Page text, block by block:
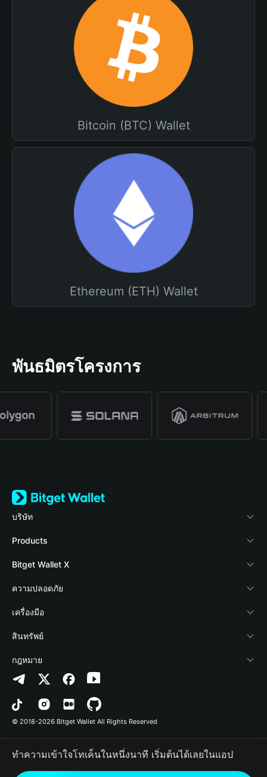
Bitcoin (BTC) Wallet
Ethereum (ETH) Wallet
พันธมิตรโครงการ
บริษัท
เกี่ยวกับ Bitget Wallet
Blog
Academy
ข่าวสารด้านคริปโต
ศูนย์ช่วยเหลือ
ติดต่อเรา
ทรัพยากรข้อมูลของแบรนด์
อาชีพ
Products
Crypto Card
Stablecoin Earn
Payfi Crypto
Crypto Swap API
Altcoin Season Index
Prediction Markets
DApp
RWA
Bitget Wallet X
นักพัฒนา
เชื่อมต่อ Wallet
Bitget Wallet Pay
ลิสต์โปรเจกต์
ความปลอดภัย
Protection Fund
เทคโนโลยีความปลอดภัย
เครื่องมือ
ซื้อคริปโต
การตรวจจับการอนุญาต
การตรวจจับสัญญา
การโอนเป็นชุด
สินทรัพย์
Arbitrum
Avalanche
Bitcoin
Polygon
กฎหมาย
นโยบายความเป็นส่วนตัว
ข้อตกลงในการใช้บริการ
© 2018-2026 Bitget Wallet All Rights Reserved
ทำความเข้าใจโทเค็นในหนึ่งนาที เริ่มต้นได้เลยในแอป